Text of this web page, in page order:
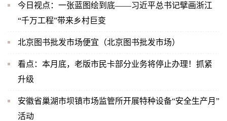
今日视点：一张蓝图绘到底——习近平总书记擘画浙江
“千万工程”带来乡村巨变
北京图书批发市场便宜（北京图书批发市场）
看点：本月底，老版市民卡部分业务将停止办理！抓紧
升级
安徽省巢湖市坝镇市场监管所开展特种设备“安全生产月”
活动